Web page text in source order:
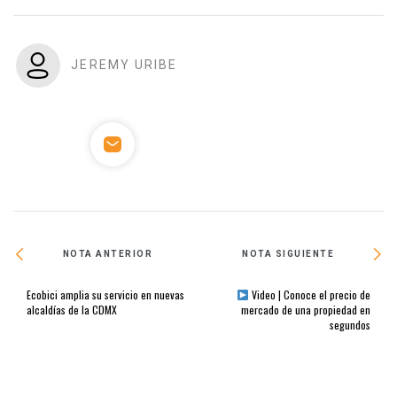
JEREMY URIBE
NOTA ANTERIOR
Ecobici amplia su servicio en nuevas
alcaldías de la CDMX
NOTA SIGUIENTE
Video | Conoce el precio de
mercado de una propiedad en
segundos